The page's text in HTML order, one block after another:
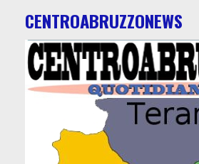
CENTROABRUZZONEWS